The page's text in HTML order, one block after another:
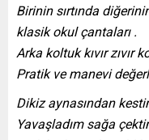
Birinin sırtında
klasik okul çantaları .
Arka koltuk kıvır zıvır
Pratik ve manevi
Dikiz aynasından
Yavaşladım sağa